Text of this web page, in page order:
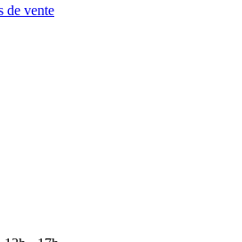
de vente